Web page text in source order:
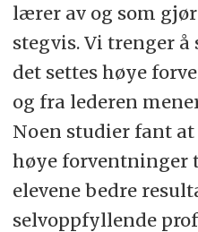
lærer av og som
stegvis. Vi trenger å
det settes høye
og fra lederen
Noen studier fant
høye forventninger
elevene bedre
selvoppfyllende